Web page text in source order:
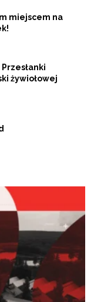
miejscem na
żywiołowej